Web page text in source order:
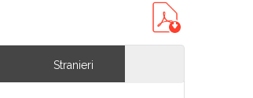
Stranieri